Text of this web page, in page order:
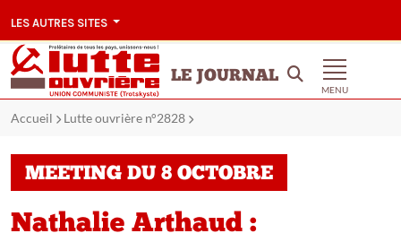
LES AUTRES SITES
LE JOURNAL
MENU
Accueil Lutte ouvrière n°2828
MEETING DU 8 OCTOBRE
Nathalie Arthaud :